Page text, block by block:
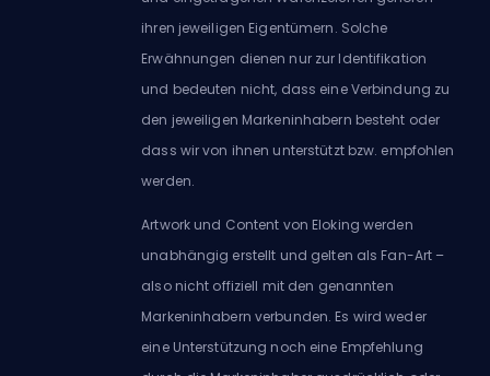
ihren jeweiligen Eigentümern. Solche
Erwähnungen dienen nur zur Identifikation
und bedeuten nicht, dass eine Verbindung zu
den jeweiligen Markeninhabern besteht oder
dass wir von ihnen unterstützt bzw. empfohlen
werden.
Artwork und Content von Eloking werden
unabhängig erstellt und gelten als Fan-Art –
also nicht offiziell mit den genannten
Markeninhabern verbunden. Es wird weder
eine Unterstützung noch eine Empfehlung